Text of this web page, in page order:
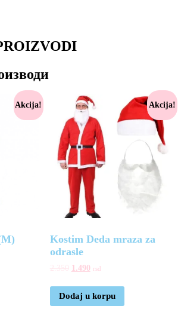
Akcija! Akcija!
Kostim Deda mraza za
odrasle
1.490 rsd
Dodaj u korpu